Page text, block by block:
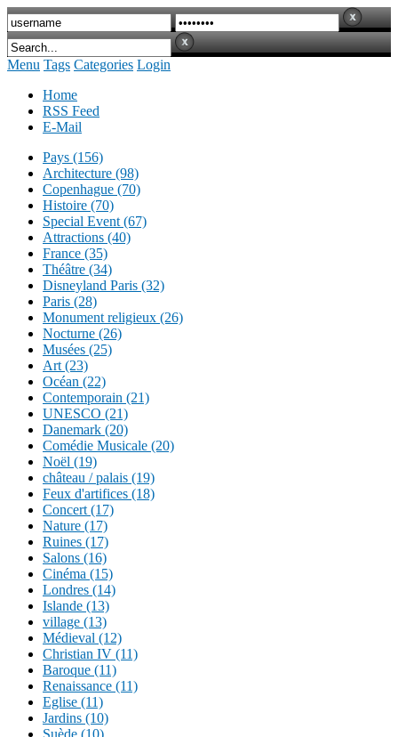
Menu Tags Categories Login
Home
RSS Feed
E-Mail
Pays (156)
Architecture (98)
Copenhague (70)
Histoire (70)
Special Event (67)
Attractions (40)
France (35)
Théâtre (34)
Disneyland Paris (32)
Paris (28)
Monument religieux (26)
Nocturne (26)
Musées (25)
Art (23)
Océan (22)
Contemporain (21)
UNESCO (21)
Danemark (20)
Comédie Musicale (20)
Noël (19)
château / palais (19)
Feux d'artifices (18)
Concert (17)
Nature (17)
Ruines (17)
Salons (16)
Cinéma (15)
Londres (14)
Islande (13)
village (13)
Médieval (12)
Christian IV (11)
Baroque (11)
Renaissance (11)
Eglise (11)
Jardins (10)
Suède (10)